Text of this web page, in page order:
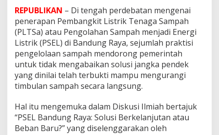
a
s
i
D
a
r
u
r
a
t
a
m
p
REPUBLIKAN – Di tengah perdebatan mengenai
penerapan Pembangkit Listrik Tenaga Sampah
(PLTSa) atau Pengolahan Sampah menjadi Energi
Listrik (PSEL) di Bandung Raya, sejumlah praktisi
pengelolaan sampah mendorong pemerintah
untuk tidak mengabaikan solusi jangka pendek
yang dinilai telah terbukti mampu mengurangi
timbulan sampah secara langsung.
Hal itu mengemuka dalam Diskusi Ilmiah bertajuk
“PSEL Bandung Raya: Solusi Berkelanjutan atau
Beban Baru?” yang diselenggarakan oleh